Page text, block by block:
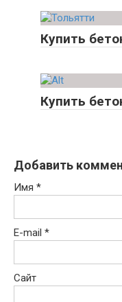
Купить
Купить
Добавить
Имя *
E-mail *
Сайт